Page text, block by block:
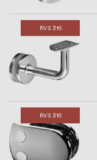
RVS 316
RVS 316